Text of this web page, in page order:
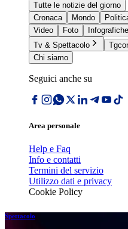
Tutte le notizie del giorno
Cronaca
Mondo
Video
Foto Infografiche
Tv & Spettacolo
Chi siamo
Seguici anche su
Area personale
Help e Faq
Info e contatti
Termini del servizio
Utilizzo dati e privacy
Cookie Policy
Spettacolo